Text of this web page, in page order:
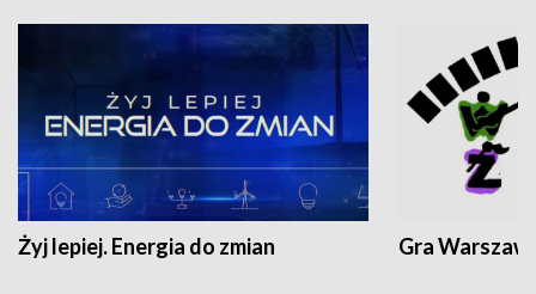
Żyj lepiej. Energia do zmian Gra